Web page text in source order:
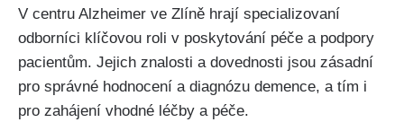
V centru Alzheimer ve Zlíně hrají specializovaní
odborníci klíčovou roli v poskytování péče a podpory
pacientům. Jejich znalosti a dovednosti jsou zásadní
pro správné hodnocení a diagnózu demence, a tím i
pro zahájení vhodné léčby a péče.